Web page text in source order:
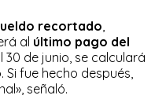
recortado
al último pago del
30 de junio, se calculará
fue hecho después,
señaló.